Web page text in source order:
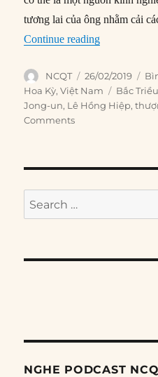
tương lai của ông nhằm cải
Continue reading“Thượng
Author
NCQT
Posted
on
26/02/2019
Hoa Kỳ,Việt Nam Tags
Bắc
Jong-un, Lê Hồng Hiệp,
Comments
Search
for:
NGHE PODCAST